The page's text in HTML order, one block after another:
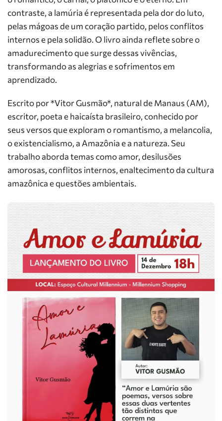
contraste, a lamúria é representada pela dor do luto,
pelas mágoas de um coração partido, pelos conflitos
internos e pela solidão. O livro ainda reflete sobre o
amadurecimento que surge dessas vivências,
transformando as alegrias e sofrimentos em
aprendizado.
Escrito por *Vitor Gusmão*, natural de Manaus (AM),
escritor, poeta e haicaísta brasileiro, conhecido por
seus versos que exploram o romantismo, a melancolia,
o existencialismo, a Amazônia e a natureza. Seu
trabalho aborda temas como amor, desilusões
amorosas, conflitos internos, enaltecimento da cultura
amazônica e questões ambientais.